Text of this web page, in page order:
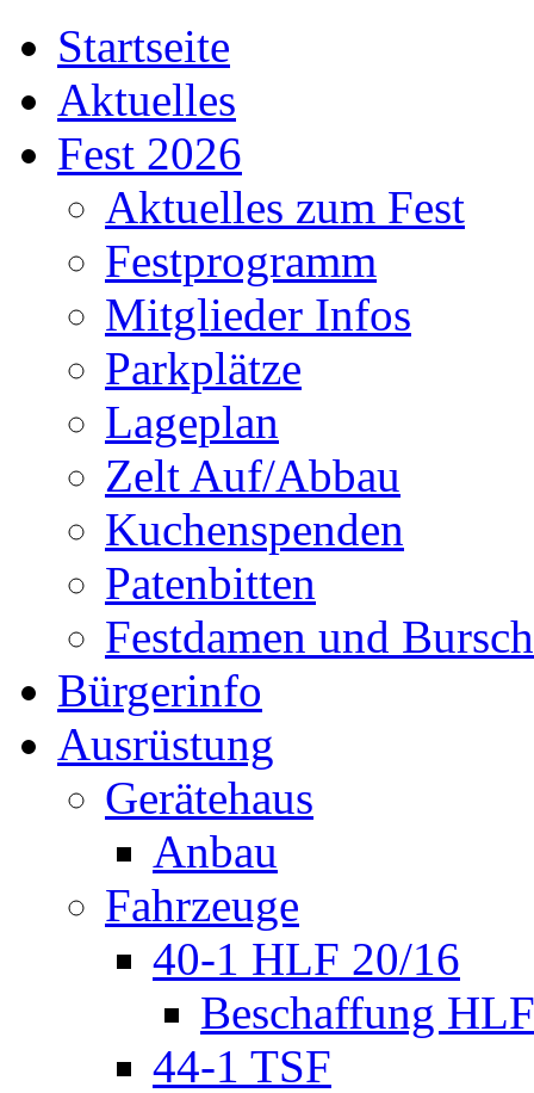
Startseite
Aktuelles
Fest 2026
Aktuelles zum Fest
Festprogramm
Mitglieder Infos
Parkplätze
Lageplan
Zelt Auf/Abbau
Kuchenspenden
Patenbitten
Festdamen und
Bürgerinfo
Ausrüstung
Gerätehaus
Anbau
Fahrzeuge
40-1 HLF 20/16
Beschaffung HLF
44-1 TSF